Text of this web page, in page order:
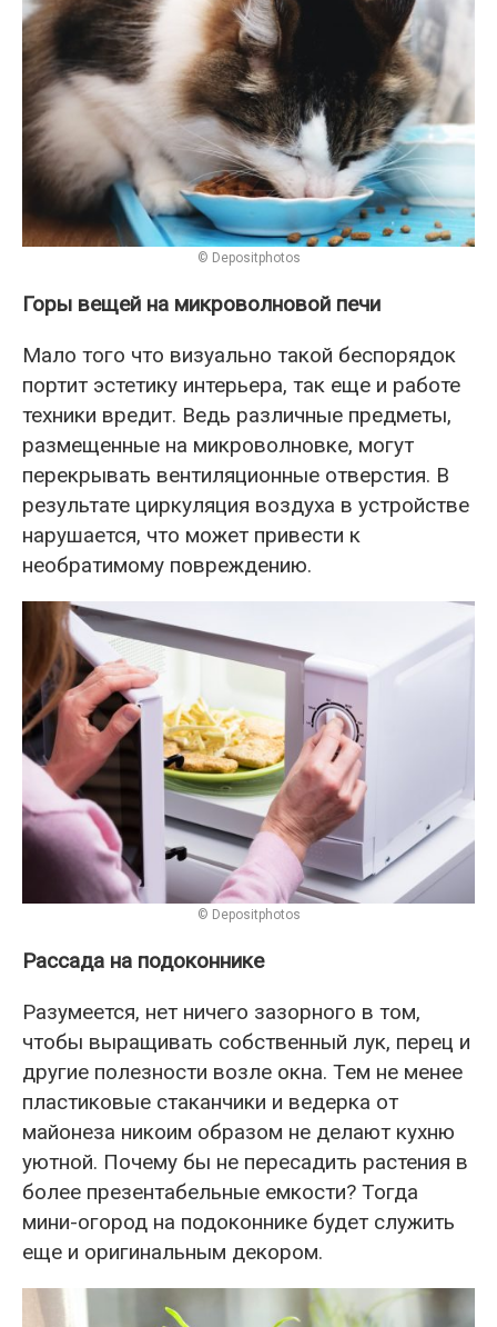
© Depositphotos
Горы вещей на микроволновой печи
Мало того что визуально такой беспорядок
портит эстетику интерьера, так еще и работе
техники вредит. Ведь различные предметы,
размещенные на микроволновке, могут
перекрывать вентиляционные отверстия. В
результате циркуляция воздуха в устройстве
нарушается, что может привести к
необратимому повреждению.
© Depositphotos
Рассада на подоконнике
Разумеется, нет ничего зазорного в том,
чтобы выращивать собственный лук, перец и
другие полезности возле окна. Тем не менее
пластиковые стаканчики и ведерка от
майонеза никоим образом не делают кухню
уютной. Почему бы не пересадить растения в
более презентабельные емкости? Тогда
мини-огород на подоконнике будет служить
еще и оригинальным декором.